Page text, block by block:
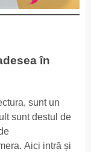
în
sunt un
sunt destul de
Aici intră și